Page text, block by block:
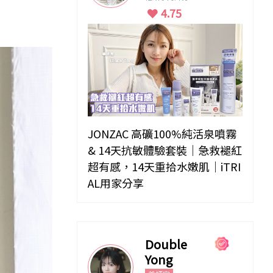
4.75
JONZAC 高礦100%純活泉噴霧
& 14天抗敏體驗套裝｜急救褪紅
超有感，14天重拾水嫩肌｜iTRI
AL用家分享
Double
Yong